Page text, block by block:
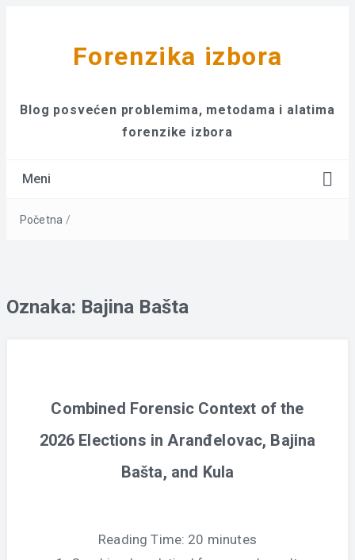
Forenzika izbora
Blog posvećen problemima, metodama i alatima
forenzike izbora
Meni
Početna /
Oznaka: Bajina Bašta
Combined Forensic Context of the
2026 Elections in Aranđelovac, Bajina
Bašta, and Kula
Reading Time: 20 minutes